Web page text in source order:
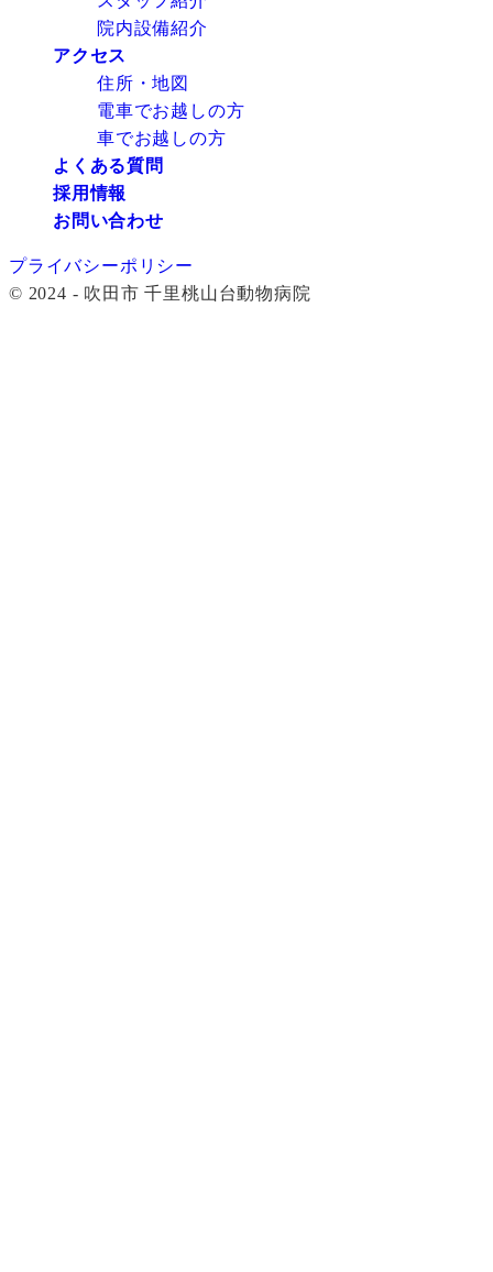
院内設備紹介
アクセス
住所・地図
電車でお越しの方
車でお越しの方
よくある質問
採用情報
お問い合わせ
プライバシーポリシー
© 2024 - 吹田市 千里桃山台動物病院